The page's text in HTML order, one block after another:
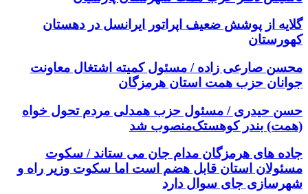
گلایه از پوشش ضعیف اپراتور ایرانسل در دهستان
کهورستان
محسن صارعی زاده / مسئول کمیته اشتغال معاونت
جوانان حزب همت استان هرمزگان
حسن حیدری / مسئول حزب همدلی مردم تحول خواه
(همت) بندر کوهستک‌منصوب شد
جاده های هرمزگان مدام جان می ستاند / سکوت
مسئولان استان قابل هضم است اما سکوت وزیر راه و
شهرسازی جای سوال دارد